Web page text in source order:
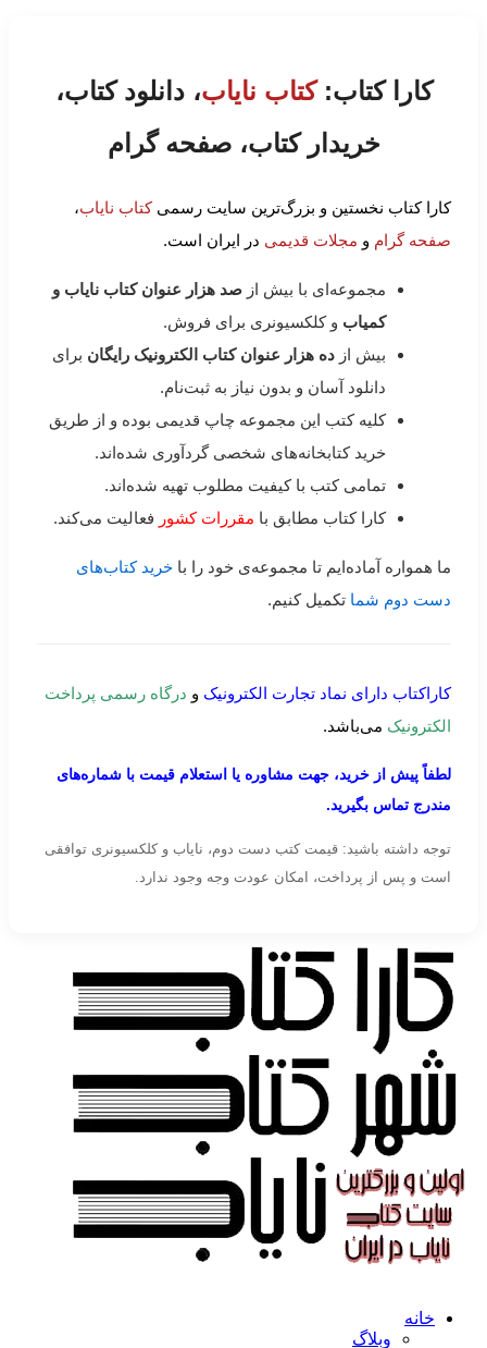
کارا کتاب:کتاب نایاب، دانلود کتاب،
خریدار کتاب، صفحه گرام
کارا کتاب نخستین و بزرگ‌ترین سایت رسمیکتاب نایاب،
صفحه گرام و مجلات قدیمی در ایران است.
مجموعه‌ای با بیش از صد هزار عنوان کتاب نایاب و
کمیاب و کلکسیونری برای فروش.
بیش از ده هزار عنوان کتاب الکترونیک رایگان برای
دانلود آسان و بدون نیاز به ثبت‌نام.
کلیه کتب این مجموعه چاپ قدیمی بوده و از طریق
خرید کتابخانه‌های شخصی گردآوری شده‌اند.
تمامی کتب با کیفیت مطلوب تهیه شده‌اند.
کارا کتاب مطابق با مقررات کشور فعالیت می‌کند.
ما همواره آماده‌ایم تا مجموعه‌ی خود را با خرید کتاب‌های
دست دوم شما تکمیل کنیم.
کاراکتاب دارای نماد تجارت الکترونیک و درگاه رسمی پرداخت
الکترونیک می‌باشد.
لطفاً پیش از خرید، جهت مشاوره یا استعلام قیمت با شماره‌های
مندرج تماس بگیرید.
توجه داشته باشید: قیمت کتب دست دوم، نایاب و کلکسیونری توافقی
است و پس از پرداخت، امکان عودت وجه وجود ندارد.
خانه
وبلاگ